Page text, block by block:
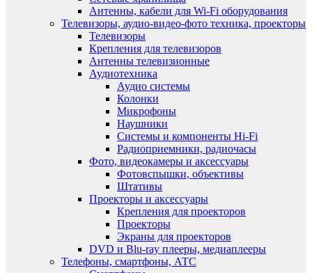
Антенны, кабели для Wi-Fi оборудования
Телевизоры, аудио-видео-фото техника, проекторы
Телевизоры
Крепления для телевизоров
Антенны телевизионные
Аудиотехника
Аудио системы
Колонки
Микрофоны
Наушники
Системы и компоненты Hi-Fi
Радиоприемники, радиочасы
Фото, видеокамеры и аксессуары
Фотовспышки, объективы
Штативы
Проекторы и аксессуары
Крепления для проекторов
Проекторы
Экраны для проекторов
DVD и Blu-ray плееры, медиаплееры
Телефоны, смартфоны, АТС